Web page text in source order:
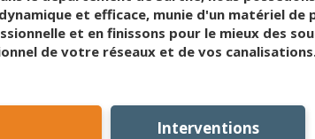
et efficace, munie d'un matériel de
et en finissons pour le mieux des
de votre réseaux et de vos
Interventions